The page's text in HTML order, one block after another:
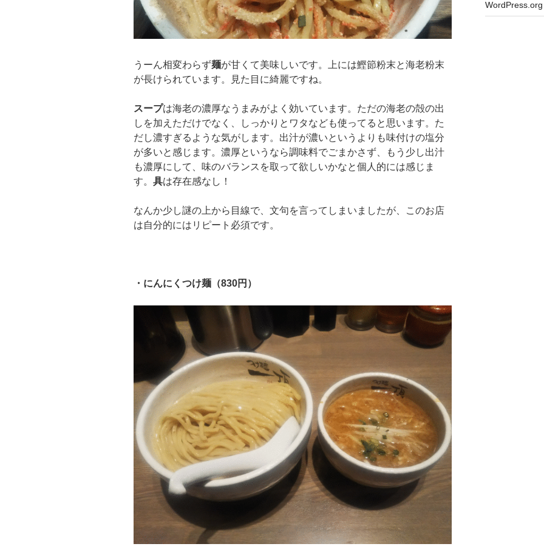
うーん相変わらず麺が甘くて美味しいです。上には鰹節粉末と海老粉末
が長けられています。見た目に綺麗ですね。
スープは海老の濃厚なうまみがよく効いています。ただの海老の殻の出
しを加えただけでなく、しっかりとワタなども使ってると思います。た
だし濃すぎるような気がします。出汁が濃いというよりも味付けの塩分
が多いと感じます。濃厚というなら調味料でごまかさず、もう少し出汁
も濃厚にして、味のバランスを取って欲しいかなと個人的には感じま
す。 具は存在感なし！
なんか少し謎の上から目線で、文句を言ってしまいましたが、このお店
は自分的にはリピート必須です。
・にんにくつけ麺（830円）
WordPress.org